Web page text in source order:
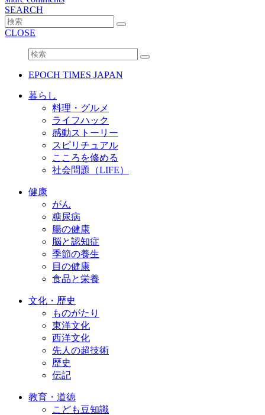
SEARCH
CLOSE
EPOCH TIMES JAPAN
暮らし
料理・グルメ
ライフハック
感動ストーリー
スピリチュアル
こころを修める
社会問題（LIFE）
健康
がん
糖尿病
腸の健康
脳と認知症
季節の養生
目の健康
食品と栄養
文化・歴史
ものがたり
東洋文化
西洋文化
先人の超技術
歴史
伝記
教育・道徳
こども豆知識